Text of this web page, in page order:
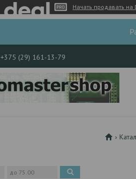
Начать продавать на
+375 (29) 161-13-79